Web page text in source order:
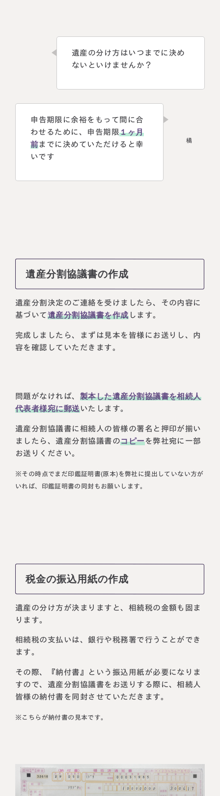
遺産の分け方はいつまでに決め
ないといけませんか？
申告期限に余裕をもって間に合
わせるために、申告期限１ヶ月
前までに決めていただけると幸
いです
遺産分割協議書の作成
遺産分割決定のご連絡を受けましたら、その内容に
基づいて遺産分割協議書を作成します。
完成しましたら、まずは見本を皆様にお送りし、内
容を確認していただきます。
問題がなければ、製本した遺産分割協議書を相続人
代表者様宛に郵送いたします。
遺産分割協議書に相続人の皆様の署名と押印が揃い
ましたら、遺産分割協議書のコピーを弊社宛に一部
お送りください。
※その時点でまだ印鑑証明書(原本)を弊社に提出していない方が
いれば、印鑑証明書の同封もお願いします。
税金の振込用紙の作成
遺産の分け方が決まりますと、相続税の金額も固ま
ります。
相続税の支払いは、銀行や税務署で行うことができ
ます。
その際、『納付書』という振込用紙が必要になりま
すので、遺産分割協議書をお送りする際に、相続人
皆様の納付書を同封させていただきます。
※こちらが納付書の見本です。